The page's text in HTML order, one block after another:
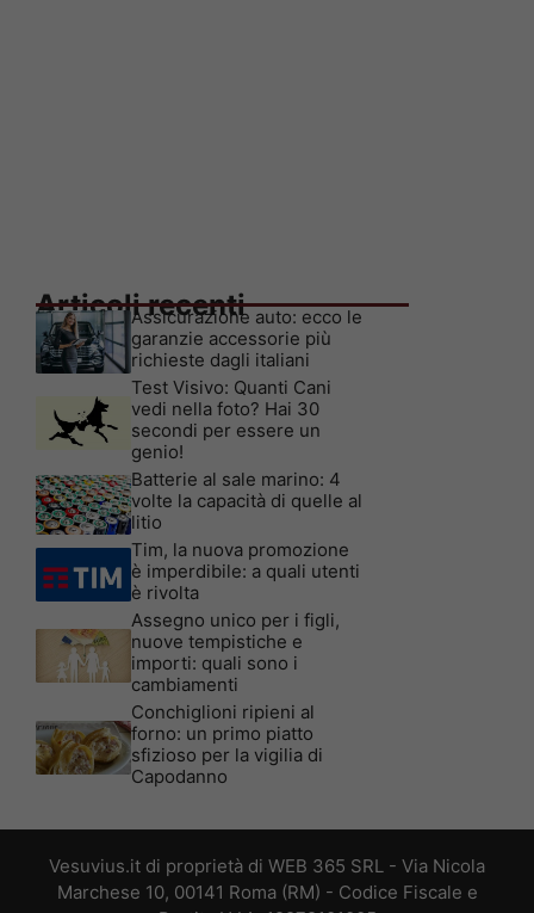
Articoli recenti
Assicurazione auto: ecco le
garanzie accessorie più
richieste dagli italiani
Test Visivo: Quanti Cani
vedi nella foto? Hai 30
secondi per essere un
genio!
Batterie al sale marino: 4
volte la capacità di quelle al
litio
Tim, la nuova promozione
è imperdibile: a quali utenti
è rivolta
Assegno unico per i figli,
nuove tempistiche e
importi: quali sono i
cambiamenti
Conchiglioni ripieni al
forno: un primo piatto
sfizioso per la vigilia di
Capodanno
Vesuvius.it di proprietà di WEB 365 SRL - Via Nicola
Marchese 10, 00141 Roma (RM) - Codice Fiscale e